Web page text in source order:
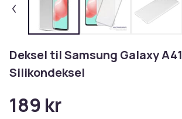
Deksel til Samsung Galaxy A41
Silikondeksel
189 kr